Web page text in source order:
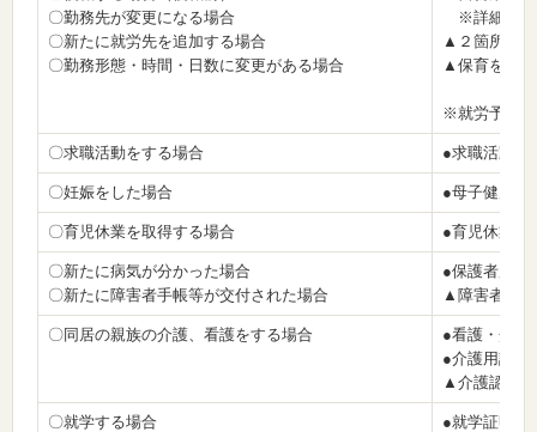
〇勤務先が変更になる場合
〇新たに就労先を追加する場合
〇勤務形態・時間・日数に変更がある場合
※詳細は、
▲２箇所以上
▲保育を必要
※就労予定の
〇求職活動をする場合 ●求職活動状
〇妊娠をした場合 ●母子健康手
〇育児休業を取得する場合 ●育児休業取
〇新たに病気が分かった場合
〇新たに障害者手帳等が交付された場合
●保護者用診
▲障害者手
〇同居の親族の介護、看護をする場合
●看護・介護
●介護用診断
▲介護認定証
〇就学する場合
●就学証明書